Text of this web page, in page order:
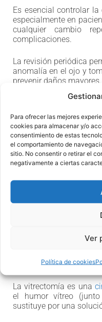
Para ofrecer las mejores
cookies para almacenar y/o
consentimiento de estas
el comportamiento de
sitio. No consentir o retirar el
negativamente a ciertas
Ver
Política de cookies
Es esencial controlar
especialmente en
cualquier cambio
complicaciones.
La revisión periódica
anomalía en el ojo y
prevenir daños mayores.
La buena noticia es
miodesopsias no
No obstante, existen
molestas. Estas son las
Vitrectomía
La vitrectomía es una
el humor vítreo
sustituye por una